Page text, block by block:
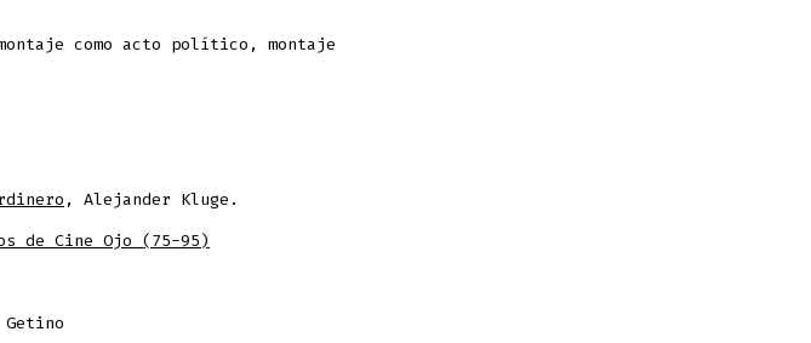
como acto político, montaje
, Alejander Kluge.
de Cine Ojo (75-95)